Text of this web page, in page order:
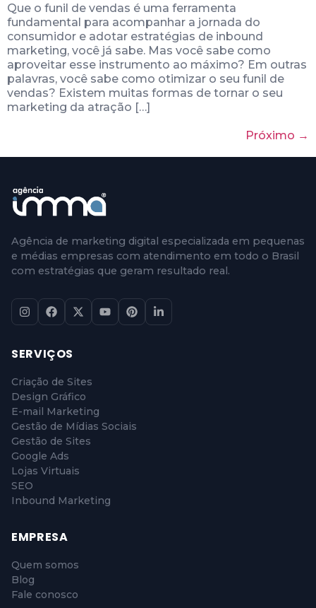
Que o funil de vendas é uma ferramenta
fundamental para acompanhar a jornada do
consumidor e adotar estratégias de inbound
marketing, você já sabe. Mas você sabe como
aproveitar esse instrumento ao máximo? Em outras
palavras, você sabe como otimizar o seu funil de
vendas? Existem muitas formas de tornar o seu
marketing da atração […]
Próximo →
Agência de marketing digital especializada em pequenas
e médias empresas com atendimento em todo o Brasil
com estratégias que geram resultado real.
SERVIÇOS
Criação de Sites
Design Gráfico
E-mail Marketing
Gestão de Mídias Sociais
Gestão de Sites
Google Ads
Lojas Virtuais
SEO
Inbound Marketing
EMPRESA
Quem somos
Blog
Fale conosco